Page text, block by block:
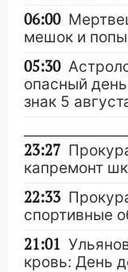
06:00
мешок и
05:30
опасный
знак 5
23:27
капремонт
22:33
спортивные
21:01
кровь: День